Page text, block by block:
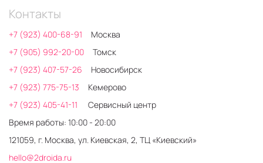
Контакты
+7 (923) 400-68-91
Москва
+7 (905) 992-20-00
Томск
+7 (923) 407-57-26
Новосибирск
+7 (923) 775-75-13
Кемерово
+7 (923) 405-41-11
Сервисный центр
Время работы: 10:00 - 20:00
121059, г. Москва, ул. Киевская, 2, ТЦ «Киевский»
hello@2droida.ru